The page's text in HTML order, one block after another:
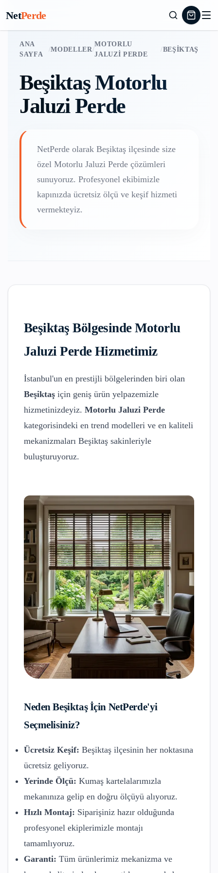
NetPerde
ANA
SAYFA
/MODELLER/
MOTORLU
JALUZI PERDE
/BEŞIKTAŞ
BeşiktaşMotorlu
Jaluzi Perde
NetPerde olarak Beşiktaş ilçesinde size
özel Motorlu Jaluzi Perde çözümleri
sunuyoruz. Profesyonel ekibimizle
kapınızda ücretsiz ölçü ve keşif hizmeti
vermekteyiz.
Beşiktaş BölgesindeMotorlu
Jaluzi PerdeHizmetimiz
İstanbul'un en prestijli bölgelerinden biri olan
Beşiktaş için geniş ürün yelpazemizle
hizmetinizdeyiz. Motorlu Jaluzi Perde
kategorisindeki en trend modelleri ve en kaliteli
mekanizmaları Beşiktaş sakinleriyle
buluşturuyoruz.
NedenBeşiktaşİçin NetPerde'yi
Seçmelisiniz?
Ücretsiz Keşif: Beşiktaş ilçesinin her noktasına
ücretsiz geliyoruz.
Yerinde Ölçü: Kumaş kartelalarımızla
mekanınıza gelip en doğru ölçüyü alıyoruz.
Hızlı Montaj: Siparişiniz hazır olduğunda
profesyonel ekiplerimizle montajı
tamamlıyoruz.
Garanti: Tüm ürünlerimiz mekanizma ve